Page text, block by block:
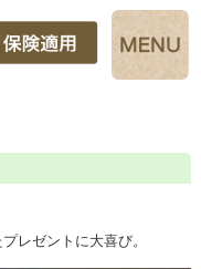
レゼントに大喜び。